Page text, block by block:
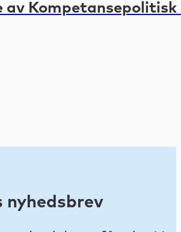
av
nyhedsbrev